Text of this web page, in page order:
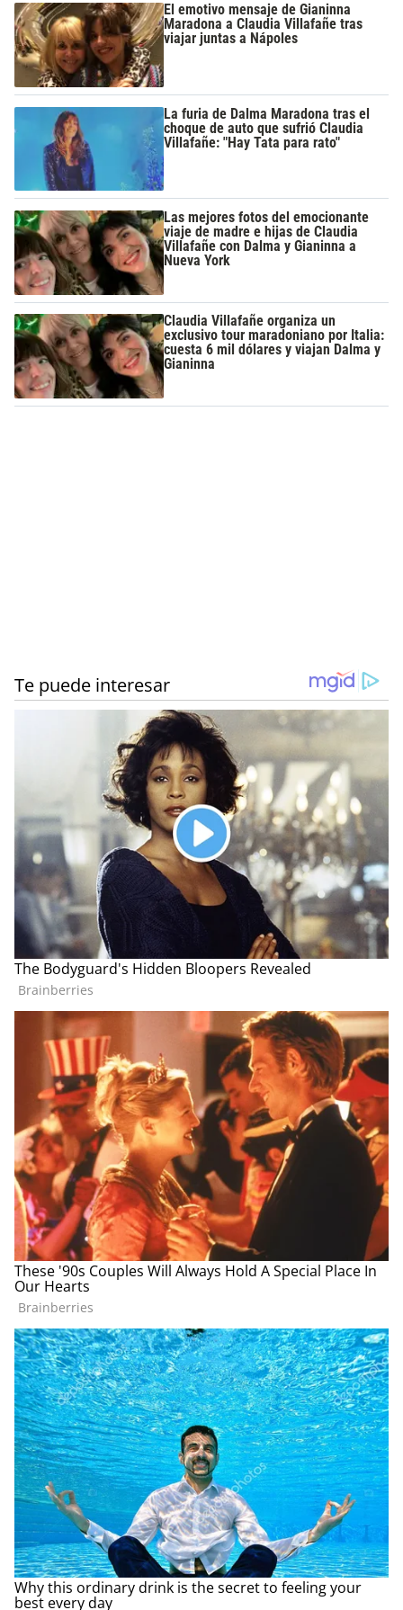
El emotivo mensaje de Gianinna
Maradona a Claudia Villafañe tras
viajar juntas a Nápoles
La furia de Dalma Maradona tras el
choque de auto que sufrió Claudia
Villafañe: "Hay Tata para rato"
Las mejores fotos del emocionante
viaje de madre e hijas de Claudia
Villafañe con Dalma y Gianinna a
Nueva York
Claudia Villafañe organiza un
exclusivo tour maradoniano por Italia:
cuesta 6 mil dólares y viajan Dalma y
Gianinna